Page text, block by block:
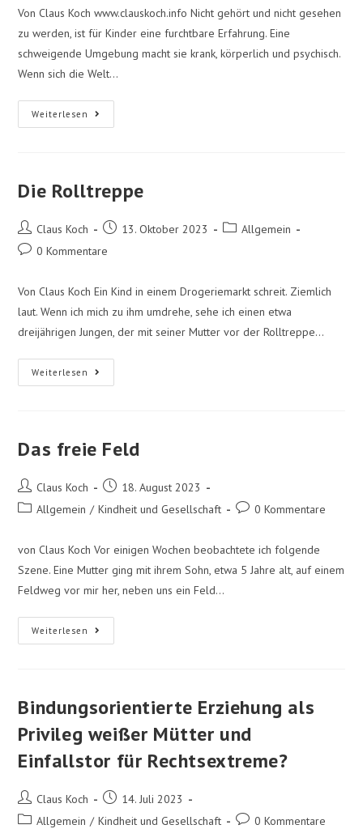
Von Claus Koch www.clauskoch.info Nicht gehört und nicht gesehen
zu werden, ist für Kinder eine furchtbare Erfahrung. Eine
schweigende Umgebung macht sie krank, körperlich und psychisch.
Wenn sich die Welt…
Weiterlesen
Die Rolltreppe
Claus Koch 13. Oktober 2023
Allgemein
0 Kommentare
Von Claus Koch Ein Kind in einem Drogeriemarkt schreit. Ziemlich
laut. Wenn ich mich zu ihm umdrehe, sehe ich einen etwa
dreijährigen Jungen, der mit seiner Mutter vor der Rolltreppe…
Weiterlesen
Das freie Feld
Claus Koch
18. August 2023
Allgemein / Kindheit und Gesellschaft 0 Kommentare
von Claus Koch Vor einigen Wochen beobachtete ich folgende
Szene. Eine Mutter ging mit ihrem Sohn, etwa 5 Jahre alt, auf einem
Feldweg vor mir her, neben uns ein Feld…
Weiterlesen
Bindungsorientierte Erziehung als
Privileg weißer Mütter und
Einfallstor für Rechtsextreme?
Claus Koch
14. Juli 2023
Allgemein / Kindheit und Gesellschaft 0 Kommentare